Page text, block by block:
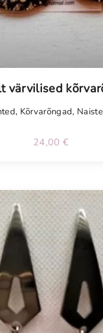
värvilised
, Kõrvarõngad,
24,00 €